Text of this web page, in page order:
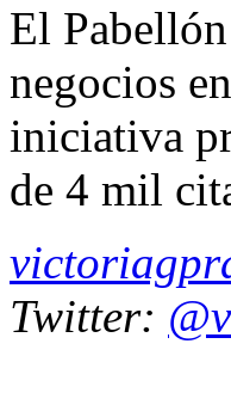
El
negocios
iniciativa
de 4 mil
Twitter: